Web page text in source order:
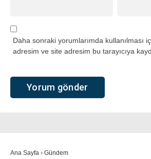
Daha sonraki yorumlarımda kullanılması
adresim ve site adresim bu tarayıcıya
Ana Sayfa › Gündem